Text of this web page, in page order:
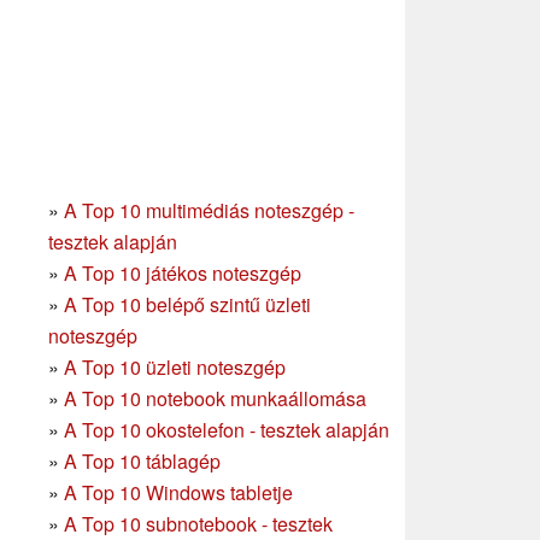
» A Top 10 multimédiás noteszgép -
tesztek alapján
» A Top 10 játékos noteszgép
» A Top 10 belépő szintű üzleti
noteszgép
» A Top 10 üzleti noteszgép
» A Top 10 notebook munkaállomása
» A Top 10 okostelefon - tesztek alapján
» A Top 10 táblagép
» A Top 10 Windows tabletje
» A Top 10 subnotebook - tesztek